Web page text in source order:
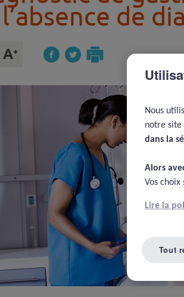
de
Nous
notre
dans la
Alors
Vos
Lire la
Tout